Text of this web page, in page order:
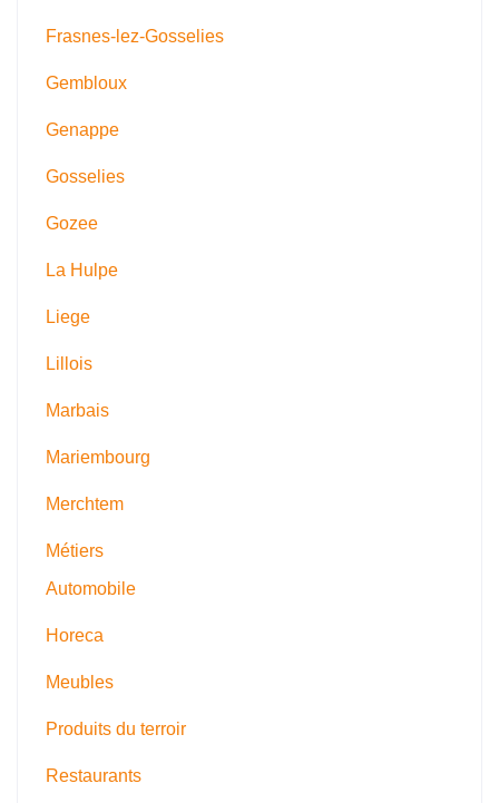
Frasnes-lez-Gosselies
Gembloux
Genappe
Gosselies
Gozee
La Hulpe
Liege
Lillois
Marbais
Mariembourg
Merchtem
Métiers
Automobile
Horeca
Meubles
Produits du terroir
Restaurants